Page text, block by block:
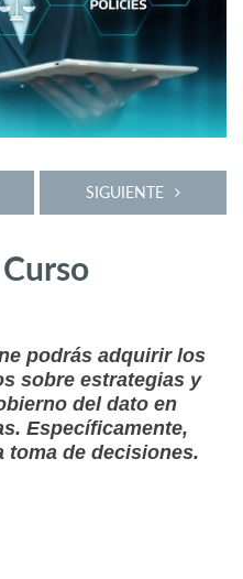
SIGUIENTE
podrás adquirir los
sobre estrategias y
del dato en
Específicamente,
toma de decisiones.